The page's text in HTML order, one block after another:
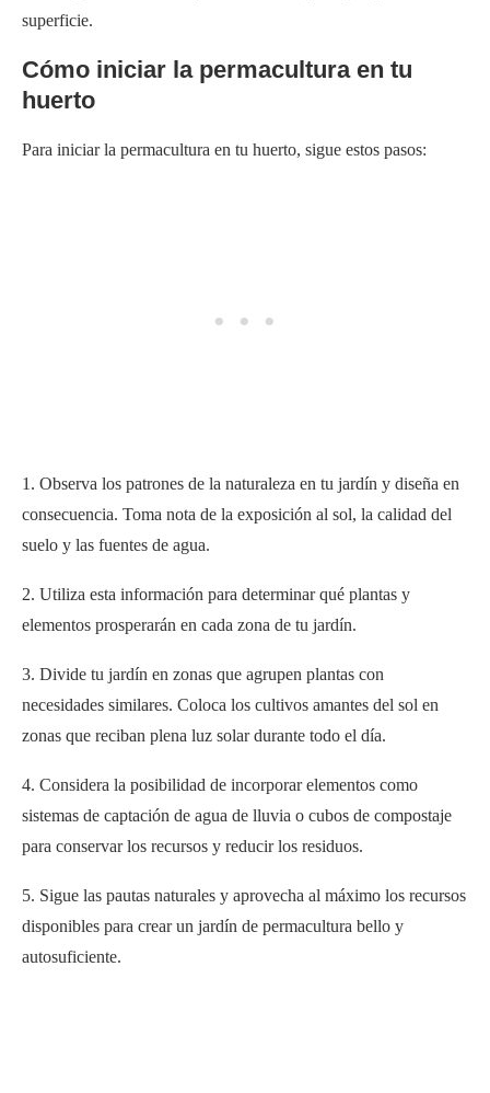
superficie.
Cómo iniciar la permacultura en tu
huerto
Para iniciar la permacultura en tu huerto, sigue estos pasos:
1. Observa los patrones de la naturaleza en tu jardín y diseña en
consecuencia. Toma nota de la exposición al sol, la calidad del
suelo y las fuentes de agua.
2. Utiliza esta información para determinar qué plantas y
elementos prosperarán en cada zona de tu jardín.
3. Divide tu jardín en zonas que agrupen plantas con
necesidades similares. Coloca los cultivos amantes del sol en
zonas que reciban plena luz solar durante todo el día.
4. Considera la posibilidad de incorporar elementos como
sistemas de captación de agua de lluvia o cubos de compostaje
para conservar los recursos y reducir los residuos.
5. Sigue las pautas naturales y aprovecha al máximo los recursos
disponibles para crear un jardín de permacultura bello y
autosuficiente.